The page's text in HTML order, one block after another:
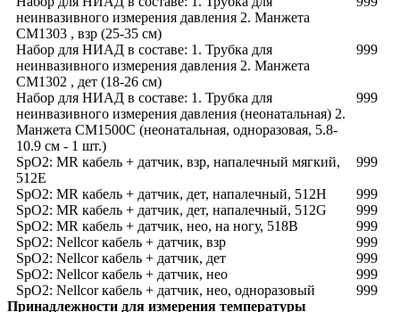
неинвазивного измерения давления 2. Манжета
CM1303 , взр (25-35 см)
Набор для НИАД в составе: 1. Трубка для
неинвазивного измерения давления 2. Манжета
CM1302 , дет (18-26 см)
999
Набор для НИАД в составе: 1. Трубка для
неинвазивного измерения давления (неонатальная) 2.
Манжета CM1500C (неонатальная, одноразовая, 5.8-
10.9 см - 1 шт.)
999
SpO2: MR кабель + датчик, взр, напалечный мягкий,
512E
999
SpO2: MR кабель + датчик, дет, напалечный, 512H
999
SpO2: MR кабель + датчик, дет, напалечный, 512G
999
SpO2: MR кабель + датчик, нео, на ногу, 518B
999
SpO2: Nellcor кабель + датчик, взр
999
SpO2: Nellcor кабель + датчик, дет
999
SpO2: Nellcor кабель + датчик, нео
999
SpO2: Nellcor кабель + датчик, нео, одноразовый
999
Принадлежности для измерения температуры